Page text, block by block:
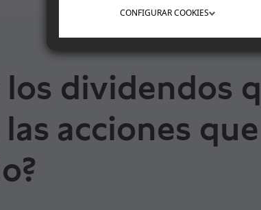
CONFIGURARCOOKIES
los dividendos
acciones